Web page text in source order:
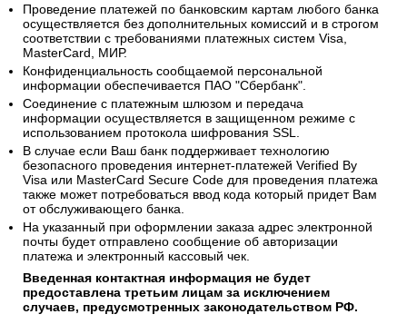
Проведение платежей по банковским картам любого банка
осуществляется без дополнительных комиссий и в строгом
соответствии с требованиями платежных систем Visa,
MasterCard, МИР.
Конфиденциальность сообщаемой персональной
информации обеспечивается ПАО "Сбербанк".
Соединение с платежным шлюзом и передача
информации осуществляется в защищенном режиме с
использованием протокола шифрования SSL.
В случае если Ваш банк поддерживает технологию
безопасного проведения интернет-платежей Verified By
Visa или MasterCard Secure Code для проведения платежа
также может потребоваться ввод кода который придет Вам
от обслуживающего банка.
На указанный при оформлении заказа адрес электронной
почты будет отправлено сообщение об авторизации
платежа и электронный кассовый чек.
Введенная контактная информация не будет
предоставлена третьим лицам за исключением
случаев, предусмотренных законодательством РФ.